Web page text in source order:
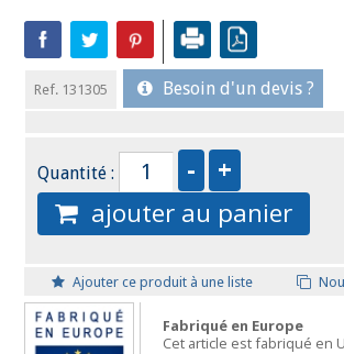
Ref. 131305 Besoin d'un devis ?
Quantité :
ajouter au panier
Ajouter ce produit à une liste
Fabriqué en Europe
Cet article est fabriqué en